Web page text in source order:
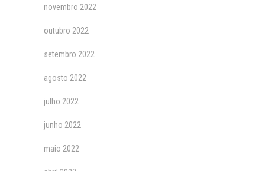
novembro 2022
outubro 2022
setembro 2022
agosto 2022
julho 2022
junho 2022
maio 2022